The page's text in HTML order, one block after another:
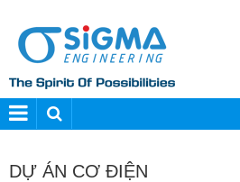
DỰ ÁN CƠ ĐIỆN